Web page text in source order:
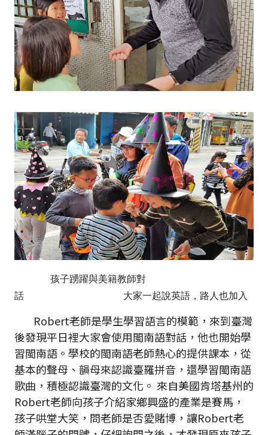
孩子踴躍與美籍教師對
話
大家一起說英語，路人也加入
Robert老師是學生學習語言的模範，來到臺灣
後發現平日裡大家會使用閩南語對話，他也開始學
習閩南語。學校的閩南語老師熱心的提供課本，從
基本的聲母、韻母來認識臺羅拼音，還學習閩南語
歌曲，積極認識臺灣的文化。 來自美國肯塔基州的
Robert老師向孩子介紹家鄉興盛的產業是賽馬，
孩子哄堂大笑，問老師是否愛賭博，讓Robert老